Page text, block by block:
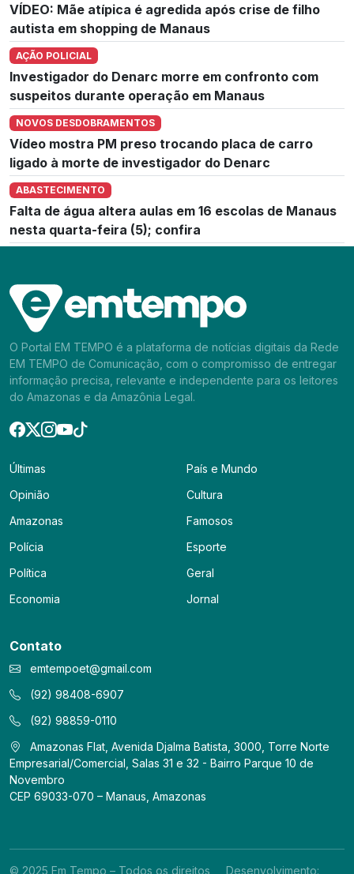
VÍDEO: Mãe atípica é agredida após crise de filho
autista em shopping de Manaus
AÇÃO POLICIAL
Investigador do Denarc morre em confronto com
suspeitos durante operação em Manaus
NOVOS DESDOBRAMENTOS
Vídeo mostra PM preso trocando placa de carro
ligado à morte de investigador do Denarc
ABASTECIMENTO
Falta de água altera aulas em 16 escolas de Manaus
nesta quarta-feira (5); confira
O Portal EM TEMPO é a plataforma de notícias digitais da Rede
EM TEMPO de Comunicação, com o compromisso de entregar
informação precisa, relevante e independente para os leitores
do Amazonas e da Amazônia Legal.
Últimas
Opinião
Amazonas
Polícia
Política
Economia
País e Mundo
Cultura
Famosos
Esporte
Geral
Jornal
Contato
emtempoet@gmail.com
(92) 98408-6907
(92) 98859-0110
Amazonas Flat, Avenida Djalma Batista, 3000, Torre Norte
Empresarial/Comercial, Salas 31 e 32 - Bairro Parque 10 de
Novembro
CEP 69033-070 – Manaus, Amazonas
© 2025 Em Tempo – Todos os direitos Desenvolvimento: